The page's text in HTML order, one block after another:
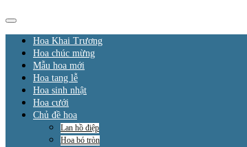
Hoa Khai Trương
Hoa chúc mừng
Mẫu hoa mới
Hoa tang lễ
Hoa sinh nhật
Hoa cưới
Chủ đề hoa
Lan hồ điệp
Hoa bó tròn